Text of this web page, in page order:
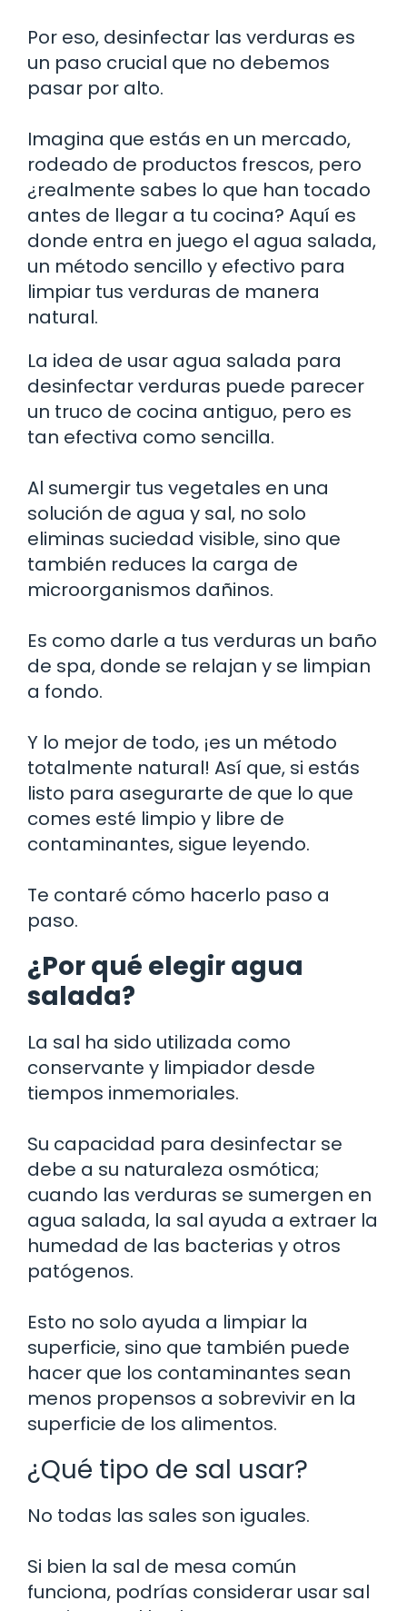
Por eso, desinfectar las verduras es
un paso crucial que no debemos
pasar por alto.
Imagina que estás en un mercado,
rodeado de productos frescos, pero
¿realmente sabes lo que han tocado
antes de llegar a tu cocina? Aquí es
donde entra en juego el agua salada,
un método sencillo y efectivo para
limpiar tus verduras de manera
natural.
La idea de usar agua salada para
desinfectar verduras puede parecer
un truco de cocina antiguo, pero es
tan efectiva como sencilla.
Al sumergir tus vegetales en una
solución de agua y sal, no solo
eliminas suciedad visible, sino que
también reduces la carga de
microorganismos dañinos.
Es como darle a tus verduras un baño
de spa, donde se relajan y se limpian
a fondo.
Y lo mejor de todo, ¡es un método
totalmente natural! Así que, si estás
listo para asegurarte de que lo que
comes esté limpio y libre de
contaminantes, sigue leyendo.
Te contaré cómo hacerlo paso a
paso.
¿Por qué elegir agua
salada?
La sal ha sido utilizada como
conservante y limpiador desde
tiempos inmemoriales.
Su capacidad para desinfectar se
debe a su naturaleza osmótica;
cuando las verduras se sumergen en
agua salada, la sal ayuda a extraer la
humedad de las bacterias y otros
patógenos.
Esto no solo ayuda a limpiar la
superficie, sino que también puede
hacer que los contaminantes sean
menos propensos a sobrevivir en la
superficie de los alimentos.
¿Qué tipo de sal usar?
No todas las sales son iguales.
Si bien la sal de mesa común
funciona, podrías considerar usar sal